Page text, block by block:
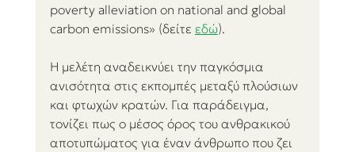
poverty alleviation on national and global
carbon emissions» (δείτε εδώ).
Η μελέτη αναδεικνύει την παγκόσμια
ανισότητα στις εκπομπές μεταξύ πλούσιων
και φτωχών κρατών. Για παράδειγμα,
τονίζει πως ο μέσος όρος του ανθρακικού
αποτυπώματος για έναν άνθρωπο που ζει